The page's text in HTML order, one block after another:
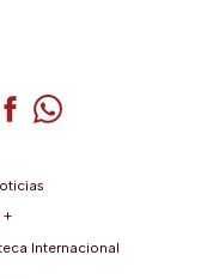
en esta fecha
(se abre en una
(se abre en una
TikTok (se abre en
de YouTube (se abre
de Telegram (se
Cuenta de
Cuenta de
+
Internacional